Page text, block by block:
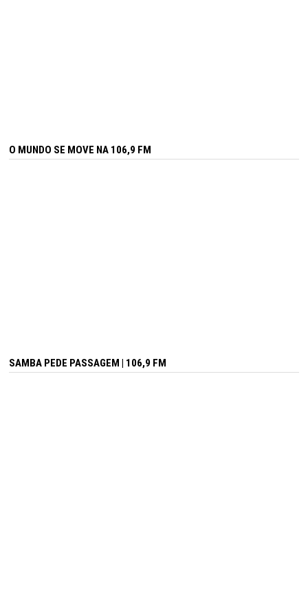
O MUNDO SE MOVE NA 106,9 FM
SAMBA PEDE PASSAGEM | 106,9 FM